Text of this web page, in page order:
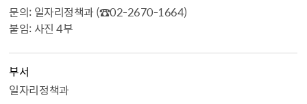
문의: 일자리정책과 (☎02-2670-1664)
붙임: 사진 4부
부서
일자리정책과